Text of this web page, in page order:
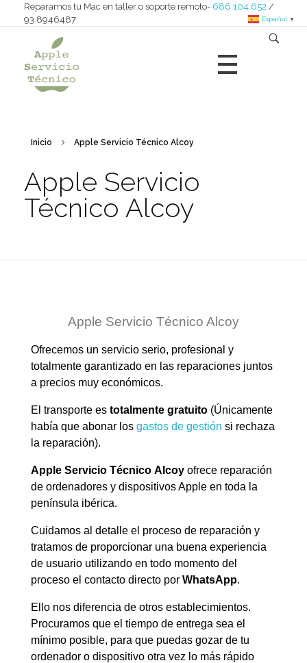
Reparamos tu Mac en taller o soporte remoto- 686 104 652 /
93 8946487
Inicio Apple Servicio Técnico Alcoy
Apple Servicio
Técnico Alcoy
Apple Servicio Técnico Alcoy
Ofrecemos un servicio serio, profesional y
totalmente garantizado en las reparaciones juntos
a precios muy económicos.
El transporte es totalmente gratuito (Únicamente
había que abonar los gastos de gestión si rechaza
la reparación).
Apple Servicio Técnico Alcoy ofrece reparación
de ordenadores y dispositivos Apple en toda la
península ibérica.
Cuidamos al detalle el proceso de reparación y
tratamos de proporcionar una buena experiencia
de usuario utilizando en todo momento del
proceso el contacto directo por WhatsApp.
Ello nos diferencia de otros establecimientos.
Procuramos que el tiempo de entrega sea el
mínimo posible, para que puedas gozar de tu
ordenador o dispositivo otra vez lo más rápido
Español ▼